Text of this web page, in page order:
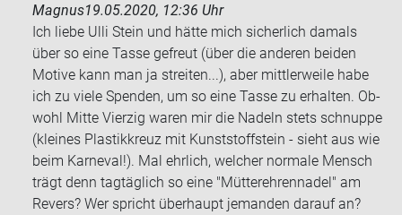
Magnus19.05.2020, 12:36 Uhr
Ich liebe Ulli Stein und hätte mich si­cher­lich da­mals
über so eine Tasse ge­freut (über die an­de­ren bei­den
Mo­ti­ve kann man ja strei­ten...), aber mitt­ler­wei­le habe
ich zu viele Spen­den, um so eine Tasse zu er­hal­ten. Ob­
wohl Mitte Vier­zig waren mir die Na­deln stets schnup­pe
(klei­nes Plas­tik­kreuz mit Kunst­stoff­stein - sieht aus wie
beim Kar­ne­val!). Mal ehr­lich, wel­cher nor­ma­le Mensch
trägt denn tag­täg­lich so eine "Müt­ter­eh­ren­na­del" am
Re­vers? Wer spricht über­haupt je­man­den dar­auf an?